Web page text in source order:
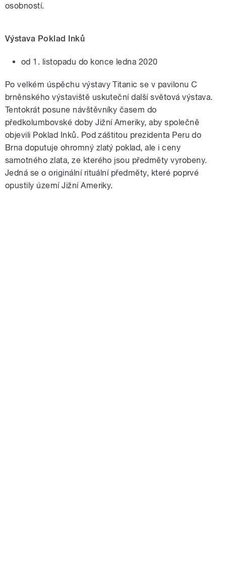
osobností.
Výstava Poklad Inků
od 1. listopadu do konce ledna 2020
Po velkém úspěchu výstavy Titanic se v pavilonu C
brněnského výstaviště uskuteční další světová výstava.
Tentokrát posune návštěvníky časem do
předkolumbovské doby Jižní Ameriky, aby společně
objevili Poklad Inků. Pod záštitou prezidenta Peru do
Brna doputuje ohromný zlatý poklad, ale i ceny
samotného zlata, ze kterého jsou předměty vyrobeny.
Jedná se o originální rituální předměty, které poprvé
opustily území Jižní Ameriky.